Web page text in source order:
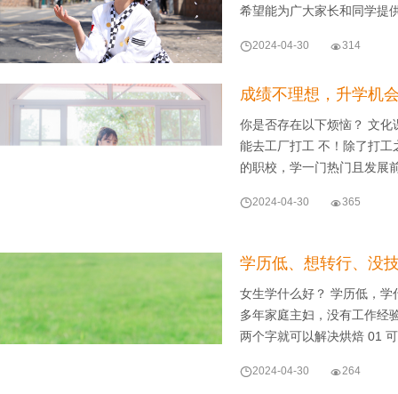
希望能为广大家长和同学
2024-04-30 314
成绩不理想，升学机
你是否存在以下烦恼？ 文
能去工厂打工 不！除了打
的职校，学一门热门且发
2024-04-30 365
学历低、想转行、没
女生学什么好？ 学历低，
多年家庭主妇，没有工作经
两个字就可以解决烘焙 01
2024-04-30 264